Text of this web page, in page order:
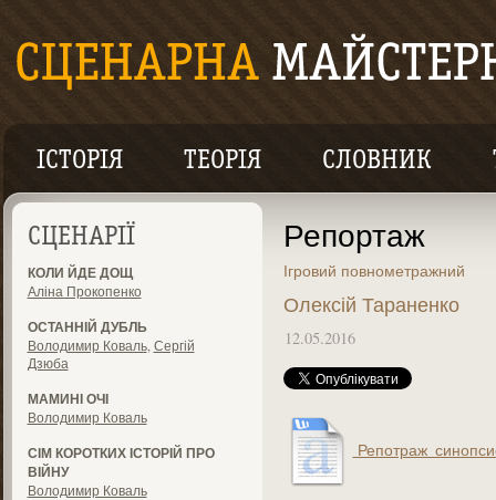
ІСТОРІЯ ТЕОРІЯ СЛОВНИК
СЦЕНАРІЇ
КОЛИ ЙДЕ ДОЩ
Аліна Прокопенко
ОСТАННІЙ ДУБЛЬ
Володимир Коваль, Сергій
Дзюба
МАМИНІ ОЧІ
Володимир Коваль
СІМ КОРОТКИХ ІСТОРІЙ ПРО
ВІЙНУ
Володимир Коваль
Репортаж
Ігровий повнометражний
Олексій Тараненко
12.05.2016